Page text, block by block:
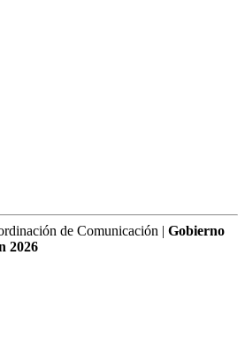
de Comunicación | Gobierno
2026